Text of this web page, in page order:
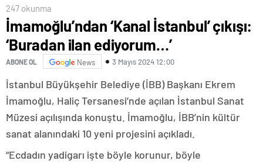
247 okunma
İmamoğlu’ndan ‘Kanal İstanbul’ çıkışı:
‘Buradan ilan ediyorum…’
ABONE OL News 3 Mayıs 2024 12:00
İstanbul Büyükşehir Belediye (İBB) Başkanı Ekrem
İmamoğlu, Haliç Tersanesi’nde açılan İstanbul Sanat
Müzesi açılışında konuştu. İmamoğlu, İBB’nin kültür
sanat alanındaki 10 yeni projesini açıkladı.
“Ecdadın yadigarı işte böyle korunur, böyle